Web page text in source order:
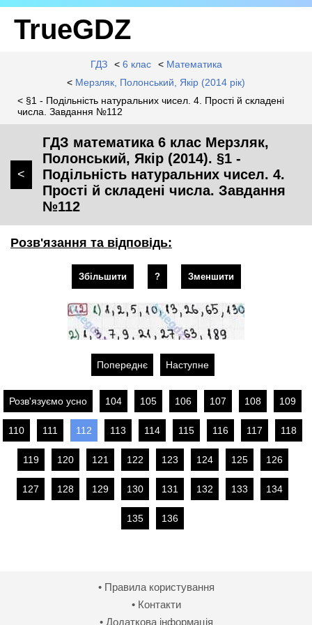
TrueGDZ
ГДЗ < 6 клас < Математика
< Мерзляк, Полонський, Якір (2014 рік)
< §1 - Подільність натуральних чисел. 4. Прості й складені
числа. Завдання №112
<
ГДЗ математика 6 клас Мерзляк,
Полонський, Якір (2014). §1 -
Подільність натуральних чисел. 4.
Прості й складені числа. Завдання
№112
Розв'язання та відповідь:
Збільшити ? Зменшити
Попереднє Наступне
Розв'язуємо усно 104 105 106 107 108 109
110 111 112 113 114 115 116 117 118
119 120 121 122 123 124 125 126
127 128 129 130 131 132 133 134
135 136
• Правила користування
• Контакти
• Додаткова інформація